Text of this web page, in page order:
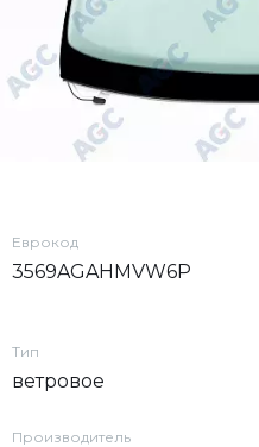
Еврокод
3569AGAHMVW6P
Тип
ветровое
Производитель